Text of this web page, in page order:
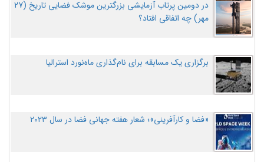
در دومین پرتاب آزمایشی بزرگترین موشک فضایی تاریخ (27
مهر‌) چه اتفاقی افتاد؟
برگزاری یک مسابقه برای نام‌گذاری ماه‌نورد استرالیا
«فضا و کارآفرینی»؛ شعار هفته جهانی فضا در سال ۲۰۲۳